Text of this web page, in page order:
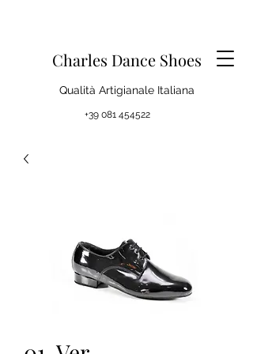
Charles Dance Shoes
Qualità Artigianale Italiana
+39 081 454522